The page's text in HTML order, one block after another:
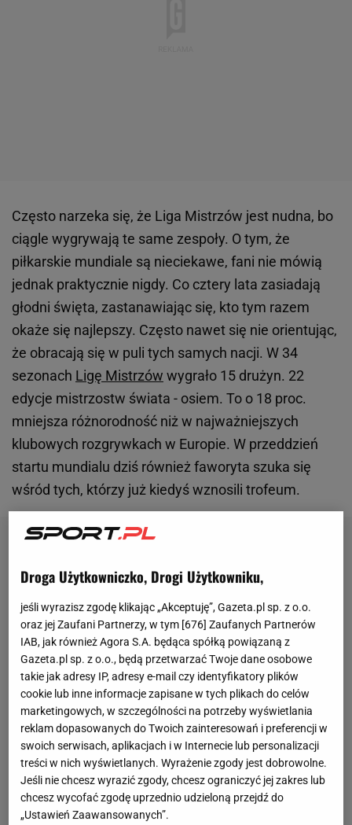
Często narzeka się, że Liga Mistrzów jest nudna, bo
ciągle wygrywają te same zespoły. O tym, że
piłkarskie mundiale są nieciekawe, fani nie mówią
jednak praktycznie nigdy. Co cztery lata zasiadają
głodni święta, zastanawiając się, kto tym razem
okaże się najlepszy. Często nawet się nie orientując,
że obracają się w puli tych samych nacji. W 34
sezonach Ligę Mistrzów wygrało 15 drużyn. 22
edycje mistrzostw świata - osiem. To o 18 proc.
mniejsza różnorodność niż w najważniejszych
klubowych rozgrywkach w Europie. W przeddzień
startu mundialu dziś również faworyta szuka się
wśród tych, którzy już kiedyś wznosili trofeum.
Droga Użytkowniczko, Drogi Użytkowniku,
jeśli wyrazisz zgodę klikając „Akceptuję”, Gazeta.pl sp. z o.o.
oraz jej Zaufani Partnerzy, w tym [676] Zaufanych Partnerów
IAB, jak również Agora S.A. będąca spółką powiązaną z
Gazeta.pl sp. z o.o., będą przetwarzać Twoje dane osobowe
takie jak adresy IP, adresy e-mail czy identyfikatory plików
cookie lub inne informacje zapisane w tych plikach do celów
marketingowych, w szczególności na potrzeby wyświetlania
reklam dopasowanych do Twoich zainteresowań i preferencji w
swoich serwisach, aplikacjach i w Internecie lub personalizacji
treści w nich wyświetlanych. Wyrażenie zgody jest dobrowolne.
Jeśli nie chcesz wyrazić zgody, chcesz ograniczyć jej zakres lub
chcesz wycofać zgodę uprzednio udzieloną przejdź do
„Ustawień Zaawansowanych”.